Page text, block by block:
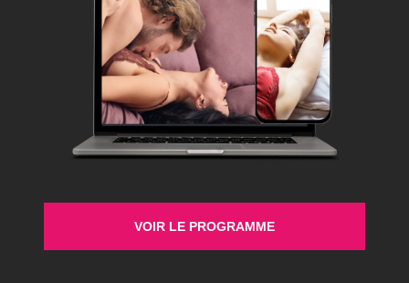
faire pour bien faire l’amour à leurs partenaires.
Pourtant, l’art de bien faire l’amour n’est réservé aux
hommes. Les femmes, elles aussi peuvent être des
initiatrices et prendre les devants pour donner du plaisir
à leurs partenaires. À tort, beaucoup de femmes
pensent qu’il faut savoir faire […]
VOIR LE PROGRAMME